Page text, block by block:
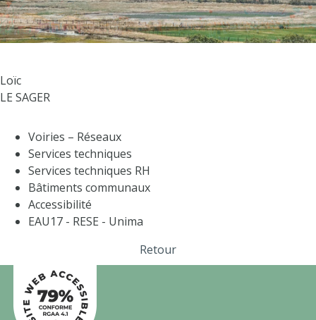
Loïc
LE SAGER
Voiries – Réseaux
Services techniques
Services techniques RH
Bâtiments communaux
Accessibilité
EAU17 - RESE - Unima
Retour